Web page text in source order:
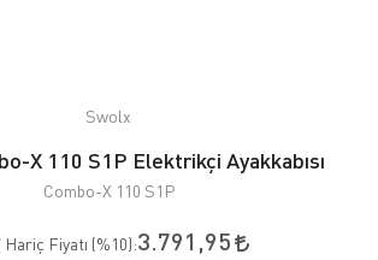
Swolx
X 110 S1P Elektrikçi Ayakkabısı
Combo-X 110 S1P
Hariç Fiyatı (%10):3.791,95